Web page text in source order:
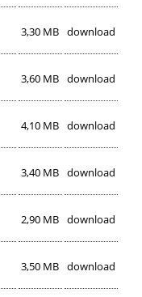
3,30 MB download
3,60 MB download
4,10 MB download
3,40 MB download
2,90 MB download
3,50 MB download